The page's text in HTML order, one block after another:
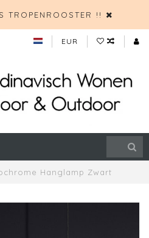
TROPENROOSTER !!
EUR
Hanglamp Zwart